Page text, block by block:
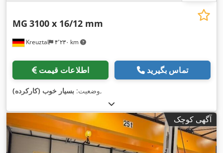
Kreuztal ۴٬۲۳۰ km
MG 3100 x 16/12 mm
اطلاعات قیمت تماس بگیرید
وضعیت: بسیار خوب (کارکرده) ,
آگهی کوچک